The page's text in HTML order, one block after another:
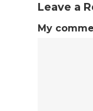
Leave a
My